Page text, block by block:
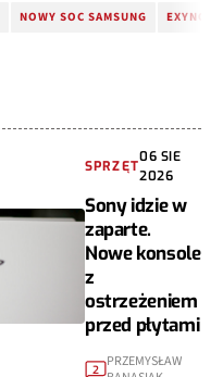
NOWY SOC SAMSUNG EXYNOS
SPRZĘT
06 SIE
2026
Sony idzie w
zaparte.
Nowe konsole
z
ostrzeżeniem
przed płytami
2 PRZEMYSŁAW